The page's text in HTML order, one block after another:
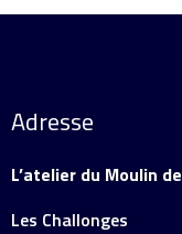
Adresse
L’atelier du Moulin
Les Challonges